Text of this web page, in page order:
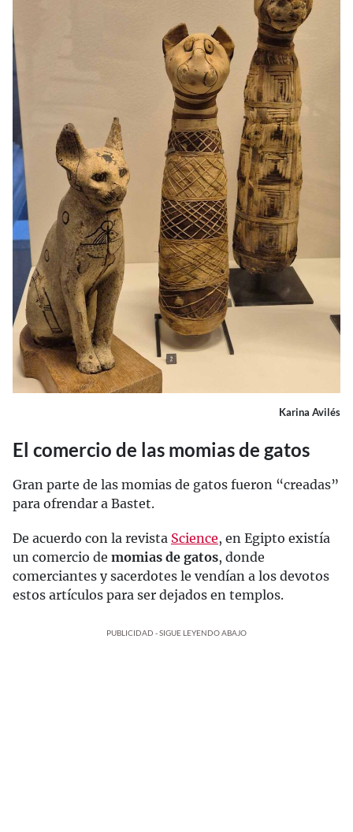
Karina Avilés
El comercio de las momias de gatos
Gran parte de las momias de gatos fueron “creadas”
para ofrendar a Bastet.
De acuerdo con la revista Science, en Egipto existía
un comercio de momias de gatos, donde
comerciantes y sacerdotes le vendían a los devotos
estos artículos para ser dejados en templos.
PUBLICIDAD - SIGUE LEYENDO ABAJO